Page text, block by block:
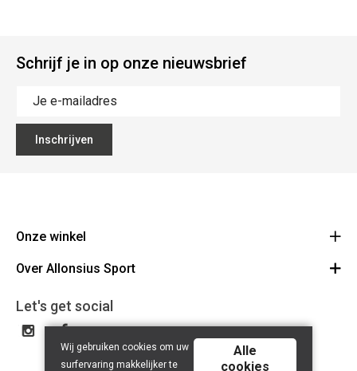
Schrijf je in op onze nieuwsbrief
Inschrijven
Onze winkel
Allonsius Sport
Route
Tel 02 356 46 46
BE0423.241.484
Over Allonsius Sport
Over ons
Onze merken
Cancel order
Let's get social
Wij gebruiken cookies om uw
surfervaring makkelijker te
Alle
cookies